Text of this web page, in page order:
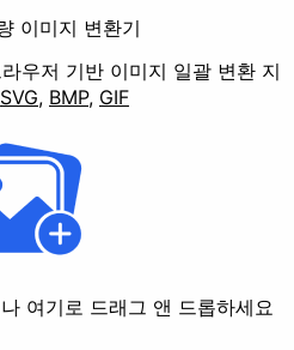
자르기 회
이미지 변환기
우저 기반 이미지 일괄 변환 지
SVG, BMP, GIF
여기로 드래그 앤 드롭하세요